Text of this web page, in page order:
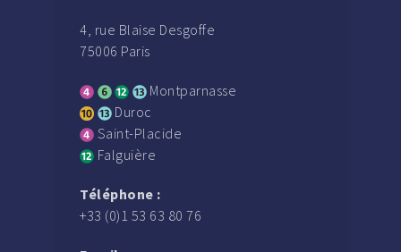
4, rue Blaise Desgoffe
75006 Paris
Montparnasse
Duroc
Saint-Placide
Falguière
Téléphone :
+33 (0)1 53 63 80 76